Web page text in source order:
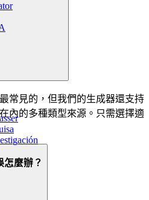
常見的，但我們的生成器還支持
內的多種類型來源。只需選擇適
怎麼辦？